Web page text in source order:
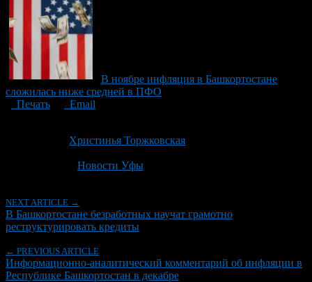
В ноябре инфляция в Башкортостане
сложилась ниже средней в ПФО
Печать
Email
Христинья Торжковская
Новости Уфы
NEXT ARTICLE →
В Башкортостане безработных научат грамотно
реструктурировать кредиты
← PREVIOUS ARTICLE
Информационно-аналитический комментарий об инфляции в
Республике Башкортостан в декабре